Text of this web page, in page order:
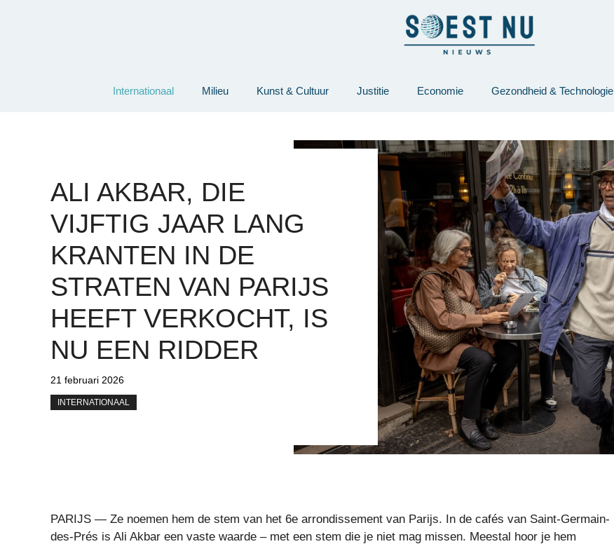
Internationaal Milieu Kunst & Cultuur Justitie Economie Gezondheid & Technologie
ALI AKBAR, DIE
VIJFTIG JAAR LANG
KRANTEN IN DE
STRATEN VAN PARIJS
HEEFT VERKOCHT, IS
NU EEN RIDDER
21 februari 2026
INTERNATIONAAL
PARIJS — Ze noemen hem de stem van het 6e arrondissement van Parijs. In de cafés van Saint-Germain-
des-Prés is Ali Akbar een vaste waarde – met een stem die je niet mag missen. Meestal hoor je hem